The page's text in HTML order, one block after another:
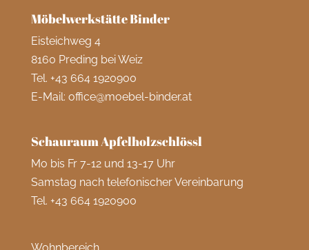
Möbelwerkstätte Binder
Eisteichweg 4
8160 Preding bei Weiz
Tel. +43 664 1920900
E-Mail: office@moebel-binder.at
Schauraum Apfelholzschlössl
Mo bis Fr 7-12 und 13-17 Uhr
Samstag nach telefonischer Vereinbarung
Tel. +43 664 1920900